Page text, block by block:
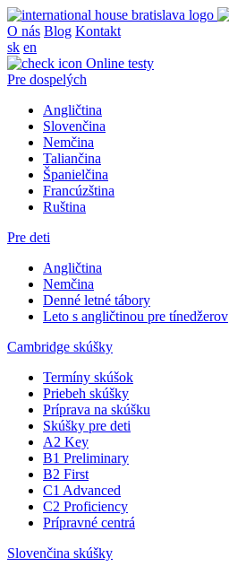
O nás Blog Kontakt
sk en
Online testy
Pre dospelých
Angličtina
Slovenčina
Nemčina
Taliančina
Španielčina
Francúzština
Ruština
Pre deti
Angličtina
Nemčina
Denné letné tábory
Leto s angličtinou pre tínedžerov
Cambridge skúšky
Termíny skúšok
Priebeh skúšky
Príprava na skúšku
Skúšky pre deti
A2 Key
B1 Preliminary
B2 First
C1 Advanced
C2 Proficiency
Prípravné centrá
Slovenčina skúšky